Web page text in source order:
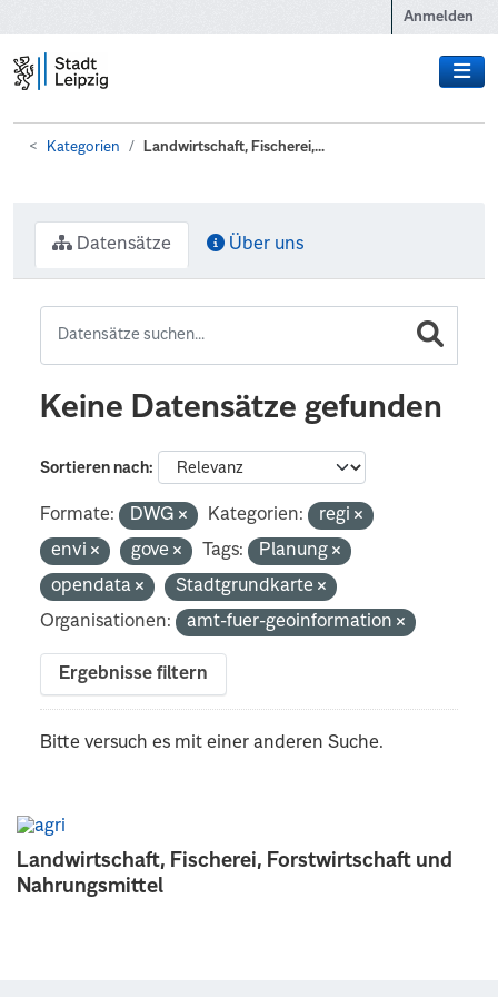
Anmelden
Kategorien Landwirtschaft, Fischerei,...
Landwirtschaft, Fischerei, Forstwirtschaft und
Nahrungsmittel
Datensätze Über uns
Keine Datensätze gefunden
Sortieren nach
Formate: DWG Kategorien:
regi
envi
gove Tags:
Planung
opendata
Stadtgrundkarte
Organisationen:
amt-fuer-geoinformation
Ergebnisse filtern
Bitte versuch es mit einer anderen Suche.